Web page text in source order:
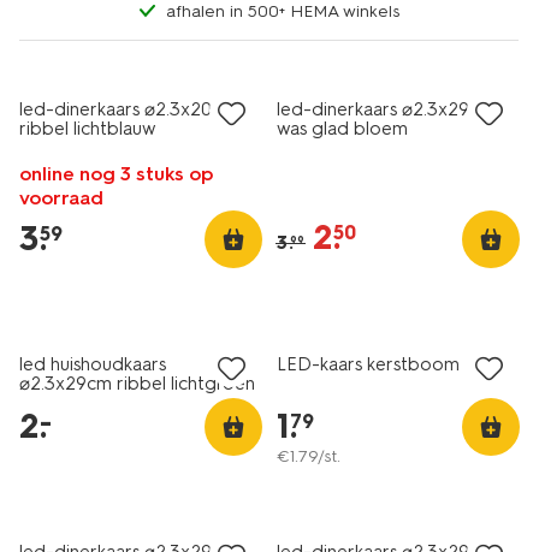
afhalen in 500+ HEMA winkels
led-dinerkaars ⌀2.3x20cm
ribbel lichtblauw
online nog 3 stuks op
voorraad
3.
59
led-dinerkaars ⌀2.3x29cm
was glad bloem
3.99 2.
50
led huishoudkaars
⌀2.3x29cm ribbel lichtgroen
2.
–
LED-kaars kerstboom
1.
79
€1.79/st.